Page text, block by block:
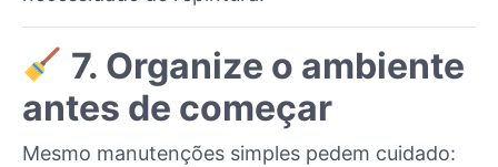
7. Organize o ambiente
antes de começar
Mesmo manutenções simples pedem cuidado: